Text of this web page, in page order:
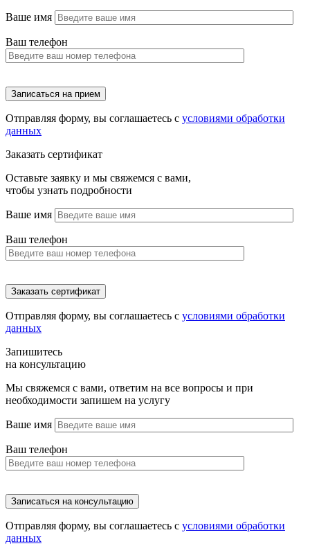
Ваше имя
Ваш телефон
Отправляя форму, вы соглашаетесь с условиями обработки
данных
Заказать сертификат
Оставьте заявку и мы свяжемся с вами,
чтобы узнать подробности
Ваше имя
Ваш телефон
Отправляя форму, вы соглашаетесь с условиями обработки
данных
Запишитесь
на консультацию
Мы свяжемся с вами, ответим на все вопросы и при
необходимости запишем на услугу
Ваше имя
Ваш телефон
Отправляя форму, вы соглашаетесь с условиями обработки
данных